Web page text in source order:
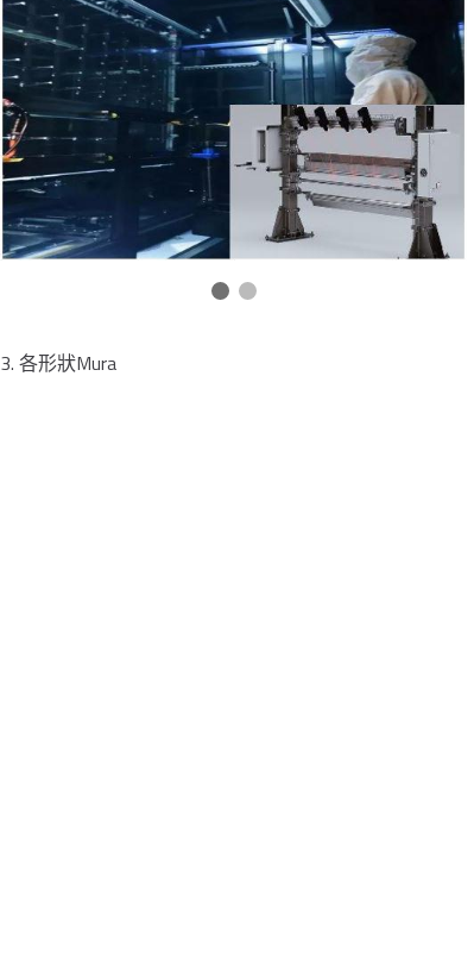
3.各形狀Mura